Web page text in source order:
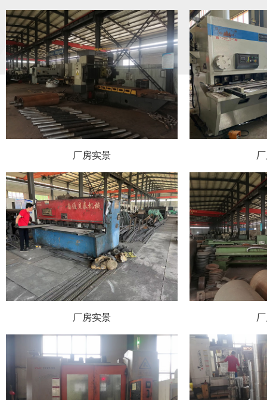
厂房实景
厂房实景